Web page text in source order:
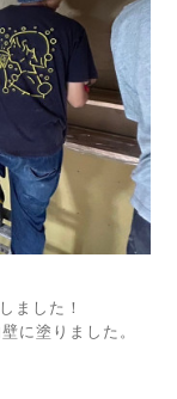
ました！
に塗りました。